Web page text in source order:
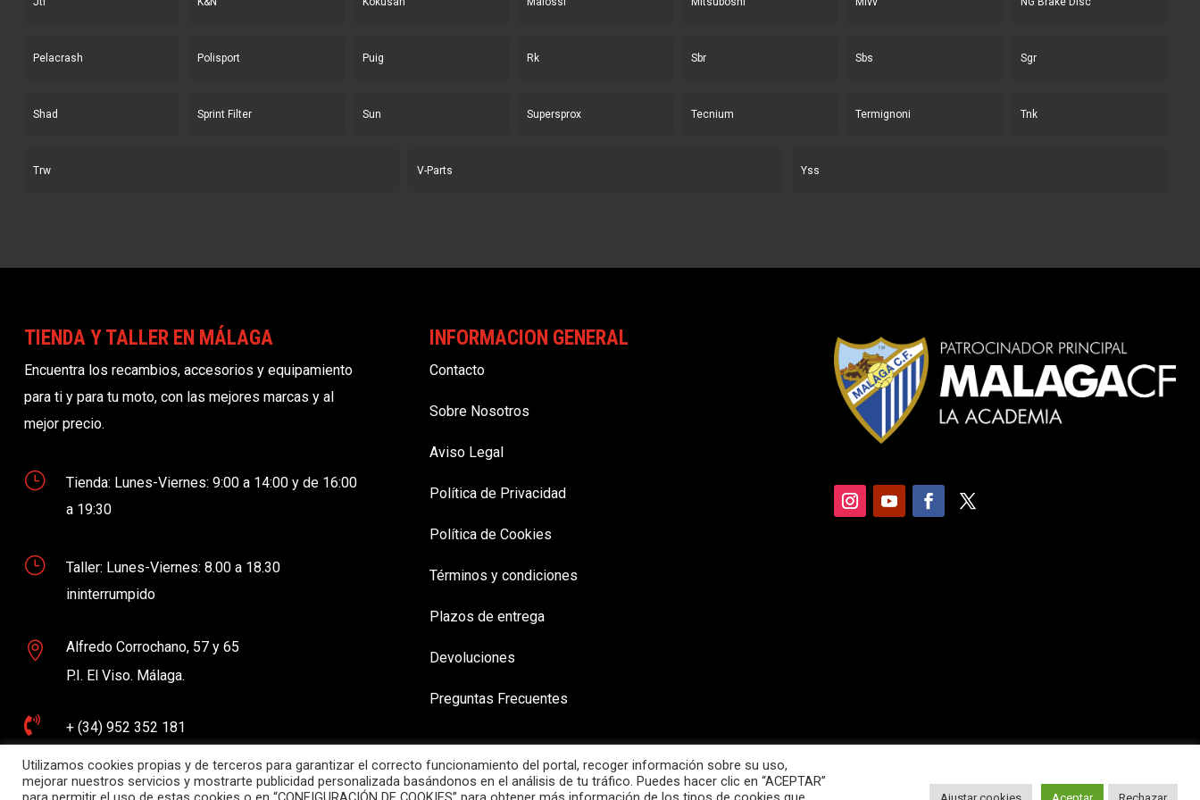
Pelacrash Polisport Puig Rk Sbr Sbs Sgr
Shad Sprint Filter Sun Supersprox Tecnium Termignoni Tnk
Trw V-Parts Yss
TIENDA Y TALLER EN MÁLAGA
Encuentra los recambios, accesorios y equipamiento
para ti y para tu moto, con las mejores marcas y al
mejor precio.
}
Tienda: Lunes-Viernes: 9:00 a 14:00 y de 16:00
a 19:30
}
Taller: Lunes-Viernes: 8.00 a 18.30
ininterrumpido

Alfredo Corrochano, 57 y 65
P.I. El Viso. Málaga.
 + (34) 952 352 181
 contacto@demoto.es
INFORMACION GENERAL
Contacto
Sobre Nosotros
Aviso Legal
Política de Privacidad
Política de Cookies
Términos y condiciones
Plazos de entrega
Devoluciones
Preguntas Frecuentes
Utilizamos cookies propias y de terceros para garantizar el correcto funcionamiento del portal, recoger información sobre su uso,
mejorar nuestros servicios y mostrarte publicidad personalizada basándonos en el análisis de tu tráfico. Puedes hacer clic en “ACEPTAR”
Ajustar cookies Aceptar Rechazar